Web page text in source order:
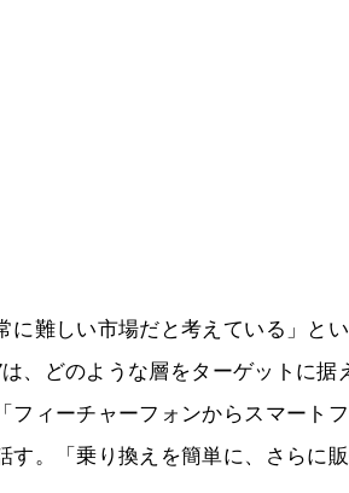
に難しい市場だと考えている」と
、どのような層をターゲットに
フィーチャーフォンからスマート
す。「乗り換えを簡単に、さらに